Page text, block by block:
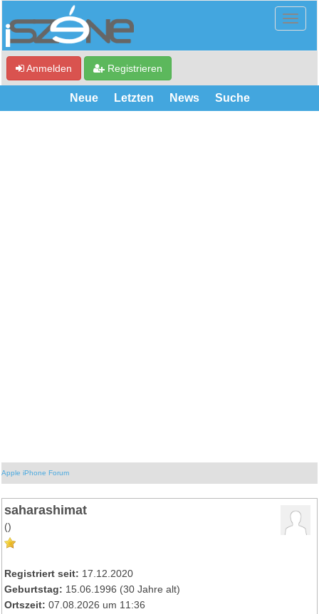
Anmelden Registrieren
Neue Letzten News Suche
Apple iPhone Forum
saharashimat
()
Registriert seit: 17.12.2020
Geburtstag: 15.06.1996 (30 Jahre alt)
Ortszeit: 07.08.2026 um 11:36